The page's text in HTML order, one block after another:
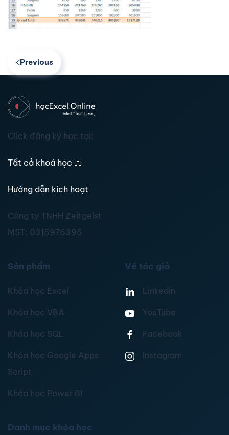
Previous
Click đăng ký học tại:
Tất cả khoá học 📖
Hướng dẫn kích hoạt
Công ty TNHH Zeitgeist
MST: 0315976395
Sản phẩm
Khóa học Excel
Khóa học VBA
Khóa học SQL
Khóa học Google Apps
Script
Khóa học Power BI
Về tác giả
Linkedin
YouTube
Facebook
Instagram
Danh mục khóa học